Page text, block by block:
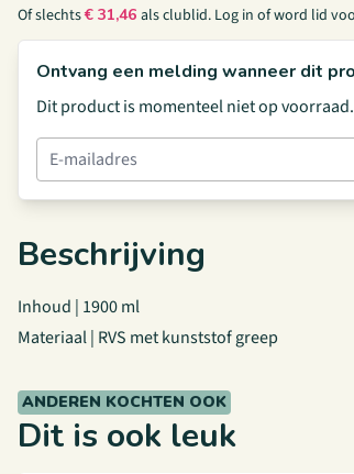
Of slechts€ 31,46 als clublid. Log in ofword lid
Ontvang een melding wanneer dit
Dit product is momenteel niet op
Beschrijving
Inhoud | 1900 ml
Materiaal | RVS met kunststof greep
ANDEREN KOCHTEN OOK
Dit is ook leuk